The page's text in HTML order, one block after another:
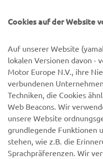
*Die „Erweitere
Cookies auf der Website
Auf unserer Website
lokalen Versionen davon -
Motor Europe N.V., ihre
verbundenen
Techniken, die Cookies
Web Beacons. Wir
unsere Website
grundlegende Funktionen
stehen, wie z.B. die
Sprachpräferenzen. Wir